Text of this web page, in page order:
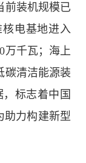
前装机规模已
电基地进入
万千瓦；海上
碳清洁能源装
标志着中国
助力构建新型